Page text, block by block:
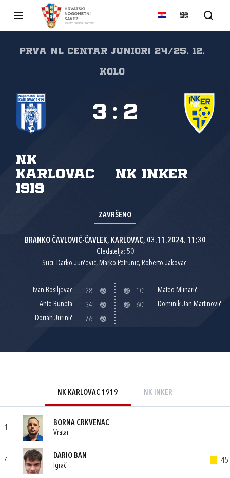
PRVA NL CENTAR JUNIORI 24/25, 12.
kolo
NK
Karlovac
1919
NK Inker
3 : 2
ZAVRŠENO
BRANKO ČAVLOVIĆ-ČAVLEK, KARLOVAC, 03.11.2024. 11:30
Gledatelja: 50
Suci: Darko Jurčević, Marko Petrunić, Roberto Jakovac.
Ivan Bosiljevac
28'
Ante Buneta
34'
Dorian Jurinić
76'
10'
Mateo Mlinarić
60'
Dominik Jan Martinović
NK KARLOVAC 1919 NK INKER
1
BORNA CRKVENAC
Vratar
4
DARIO BAN
Igrač
45'